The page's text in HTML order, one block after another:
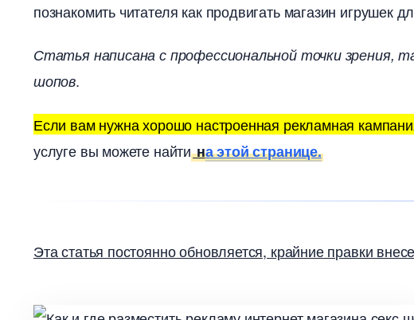
познакомить читателя как продвигать магазин игрушек
Статья написана с профессиональной точки зрения,
шопо.
Если вам нужна хорошо настроенная рекламная
услуге вы можете найтина этой странице.
Эта статья постоянно обновляется, крайние правки